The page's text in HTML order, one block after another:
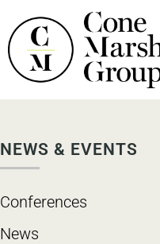
NEWS & EVENTS
Conferences
News